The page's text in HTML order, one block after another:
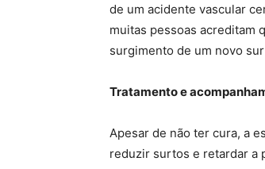
de um acidente vascular
muitas pessoas acreditam
surgimento de um novo
Tratamento e
Apesar de não ter cura, a
reduzir surtos e retardar a